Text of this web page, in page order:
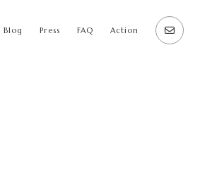
Blog Press FAQ Action